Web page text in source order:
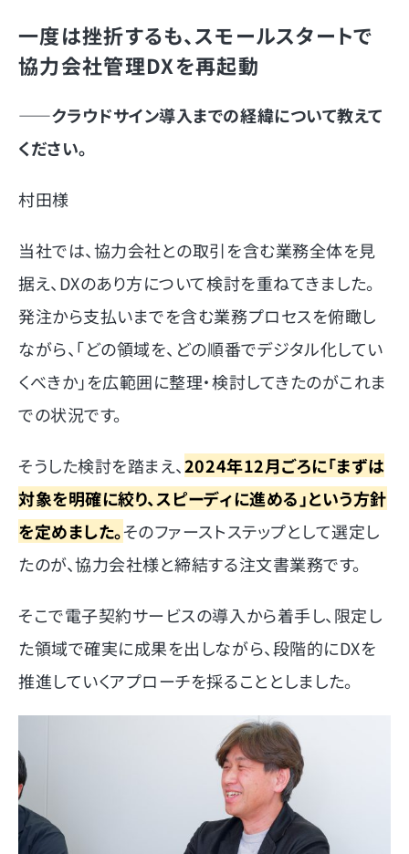
一度は挫折するも、スモールスタートで
協力会社管理DXを再起動
――クラウドサイン導入までの経緯について教えて
ください。
村田様
当社では、協力会社との取引を含む業務全体を見
据え、DXのあり方について検討を重ねてきました。
発注から支払いまでを含む業務プロセスを俯瞰し
ながら、「どの領域を、どの順番でデジタル化してい
くべきか」を広範囲に整理・検討してきたのがこれま
での状況です。
そうした検討を踏まえ、2024年12月ごろに「まずは
対象を明確に絞り、スピーディに進める」という方針
を定めました。そのファーストステップとして選定し
たのが、協力会社様と締結する注文書業務です。
そこで電子契約サービスの導入から着手し、限定し
た領域で確実に成果を出しながら、段階的にDXを
推進していくアプローチを採ることとしました。